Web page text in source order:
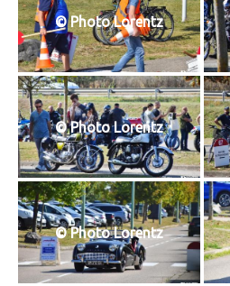
© Photo Lorentz
© Photo Lorentz
© Photo Lorentz